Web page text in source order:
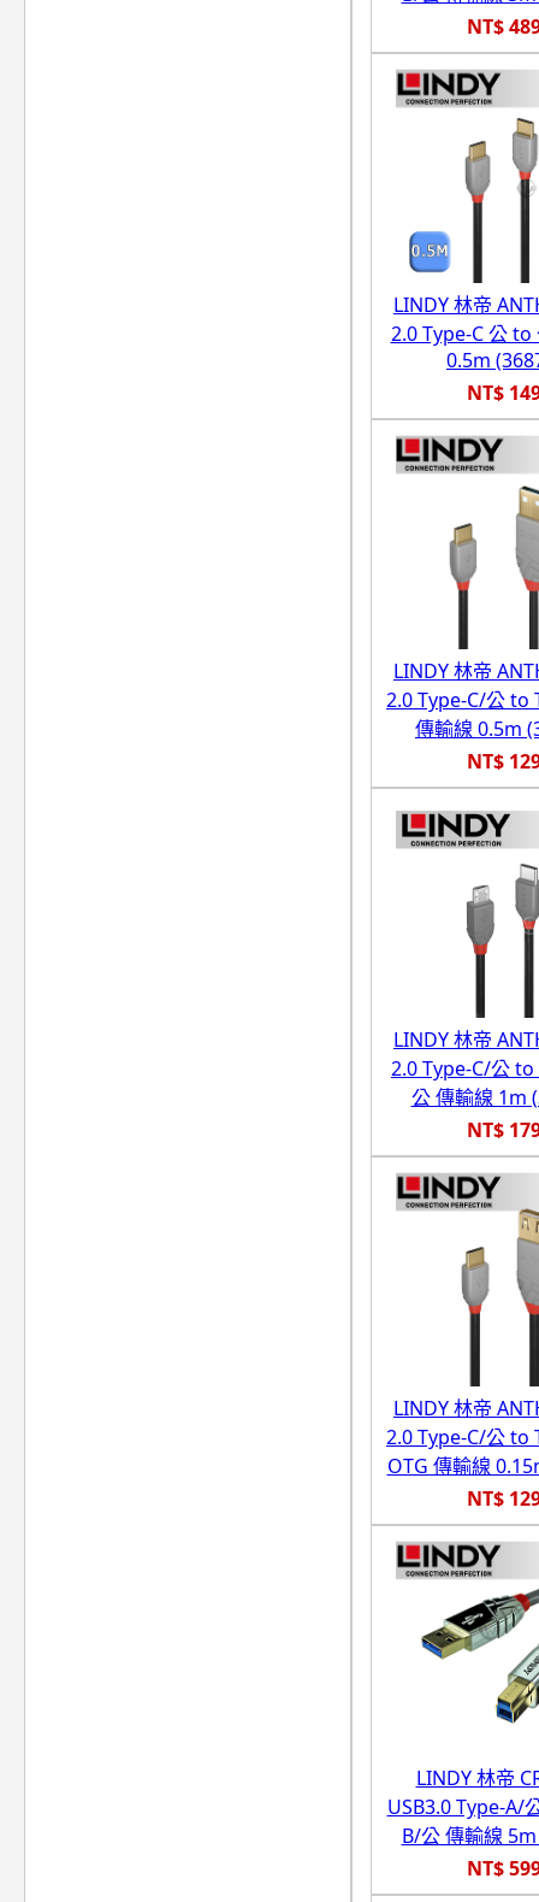
NT$
LINDY 林帝
2.0 Type-C 公 to
0.5m
NT$
LINDY 林帝
2.0 Type-C/公 to
傳輸線 0.5m
NT$
LINDY 林帝
2.0 Type-C/公
公 傳輸線 1m
NT$
LINDY 林帝
2.0 Type-C/公 to
OTG 傳輸線
NT$
LINDY 林帝
USB3.0 Type-A/
B/公 傳輸線
NT$